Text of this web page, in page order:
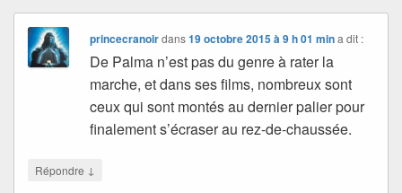
princecranoirdans19 octobre 2015 à 9 h 01 min a dit :
De Palma n’est pas du genre à rater la
marche, et dans ses films, nombreux sont
ceux qui sont montés au dernier palier pour
finalement s’écraser au rez-de-chaussée.
Répondre ↓